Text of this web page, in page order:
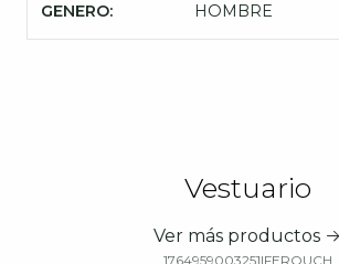
GENERO: HOMBRE
Vestuario
Ver más productos
1764959003251|FEROUCH